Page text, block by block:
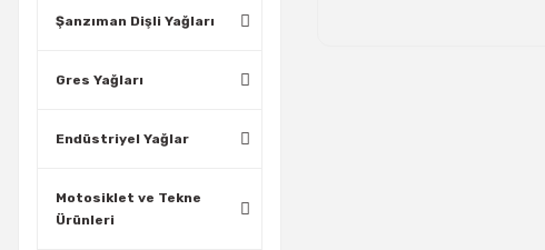
Şanzıman Dişli Yağları
Gres Yağları
Endüstriyel Yağlar
Motosiklet ve Tekne
Ürünleri